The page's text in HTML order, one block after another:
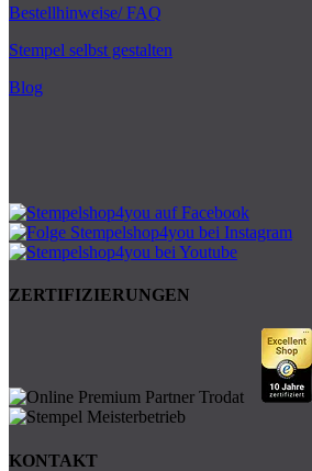
Bestellhinweise/ FAQ
Stempel selbst gestalten
Blog
ZERTIFIZIERUNGEN
KONTAKT